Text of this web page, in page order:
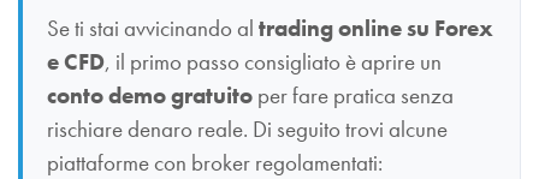
Se ti stai avvicinando al trading online su Forex
e CFD, il primo passo consigliato è aprire un
conto demo gratuito per fare pratica senza
rischiare denaro reale. Di seguito trovi alcune
piattaforme con broker regolamentati: